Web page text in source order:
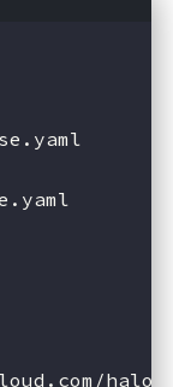
halo/